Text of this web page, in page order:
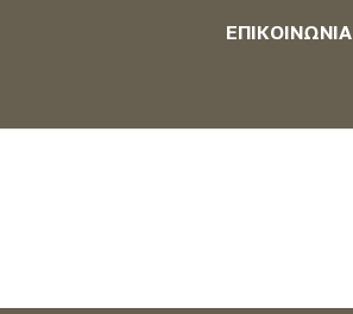
ΕΠΙΚΟΙΝΩΝΊΑ